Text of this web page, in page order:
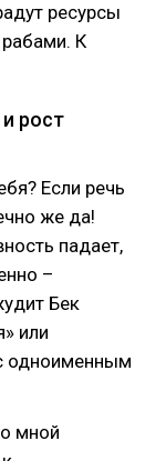
ресурсы
К
рост
Если речь
же да!
падает,
–
Бек
или
одноименным
мной